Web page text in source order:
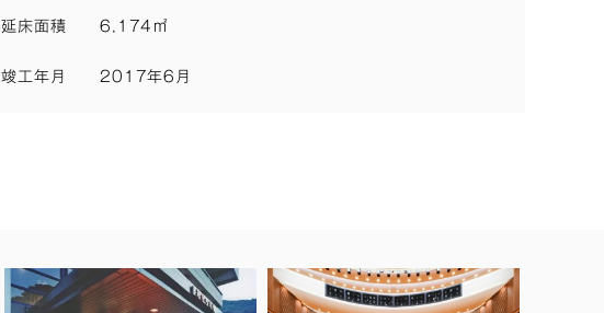
延床面積 6,174㎡
竣工年月 2017年6月